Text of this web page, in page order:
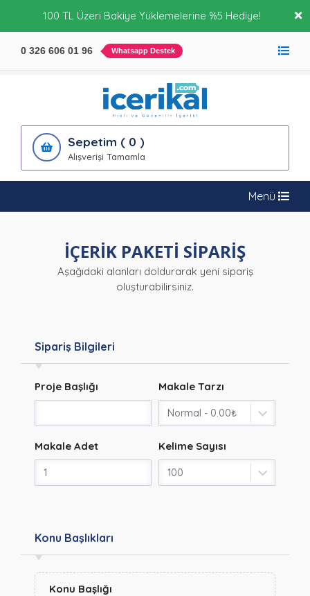
100 TL Üzeri Bakiye Yüklemelerine %5 Hediye!
0 326 606 01 96 Whatsapp Destek
Sepetim ( 0 )
Alışverişi Tamamla
Menü
İÇERİK PAKETİ SİPARİŞ
Aşağıdaki alanları doldurarak yeni sipariş
oluşturabilirsiniz.
Sipariş Bilgileri
Proje Başlığı Makale Tarzı
Makale Adet Kelime Sayısı
Konu Başlıkları
Konu Başlığı